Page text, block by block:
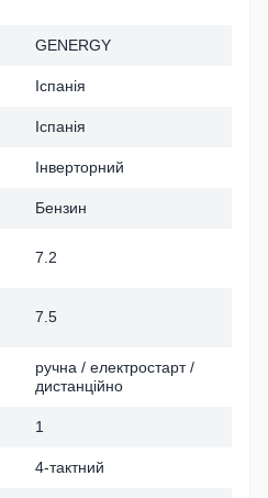
GENERGY
Іспанія
Іспанія
Інверторний
Бензин
7.2
7.5
ручна / електростарт /
дистанційно
1
4-тактний